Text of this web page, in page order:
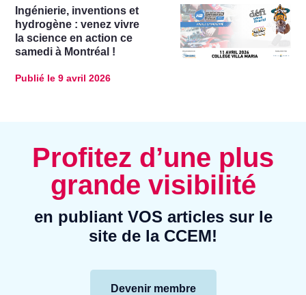
Ingénierie, inventions et
hydrogène : venez vivre
la science en action ce
samedi à Montréal !
Publié le 9 avril 2026
Profitez d’une plus
grande visibilité
en publiant VOS articles sur le
site de la CCEM!
Devenir membre